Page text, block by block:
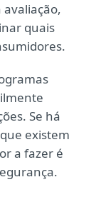
avaliação,
quais
Se há
existem
a fazer é